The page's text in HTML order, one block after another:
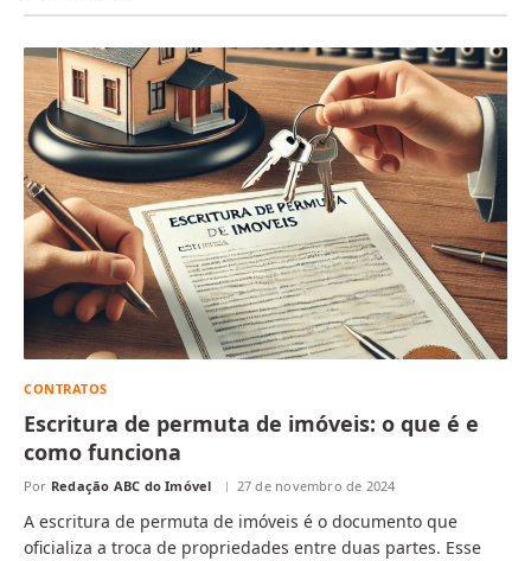
CONTRATOS
Escritura de permuta de imóveis: o que é e
como funciona
Por Redação ABC do Imóvel 27 de novembro de 2024
A escritura de permuta de imóveis é o documento que
oficializa a troca de propriedades entre duas partes. Esse